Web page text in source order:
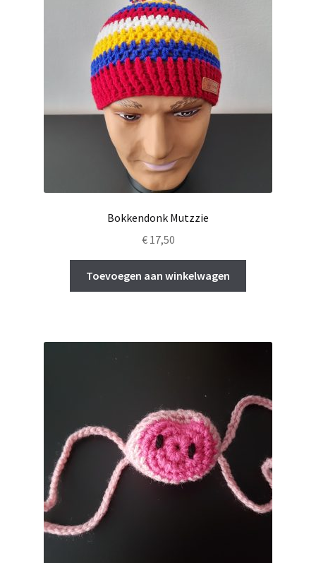
Bokkendonk Mutzzie
€17,50
Toevoegen aan winkelwagen